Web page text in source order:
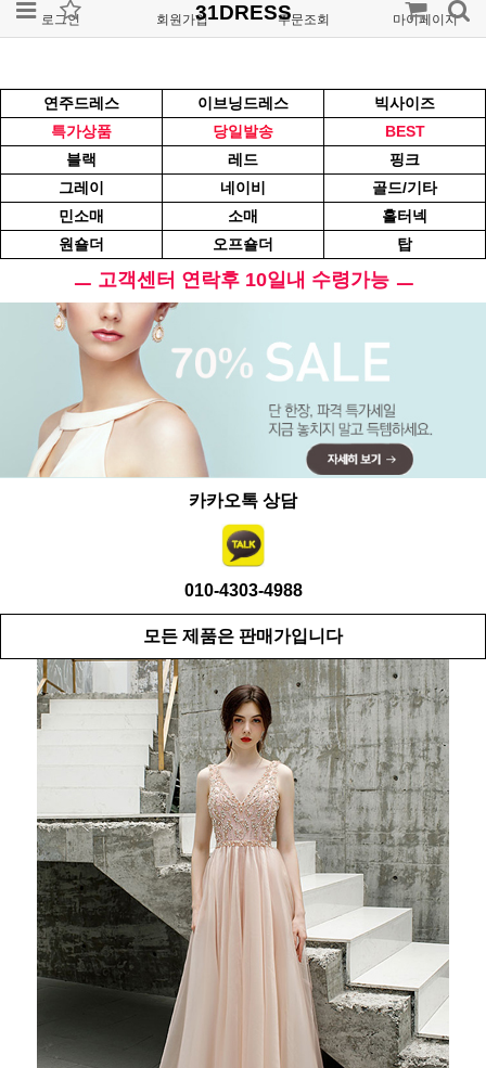
로그인 회원가입 주문조회 마이페이지
31DRESS
연주드레스 이브닝드레스
빅사이즈
특가상품
당일발송
BEST
블랙
레드
핑크
그레이
네이비
골드/기타
민소매
소매
홀터넥
원숄더
오프숄더 탑
ㅡ 고객센터 연락후 10일내 수령가능 ㅡ
카카오톡 상담
010-4303-4988
모든 제품은 판매가입니다